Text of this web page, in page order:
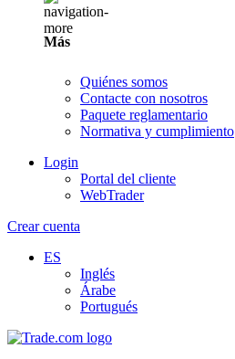
Más
Quiénes somos
Contacte con nosotros
Paquete reglamentario
Normativa y cumplimiento
Login
Portal del cliente
WebTrader
Crear cuenta
ES
Inglés
Árabe
Portugués